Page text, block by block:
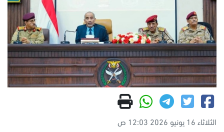
الثلاثاء 16 يونيو 2026 12:03 ص